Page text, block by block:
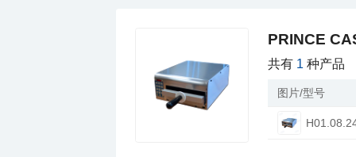
PRINCE
共有 1 种产品
图片/型号